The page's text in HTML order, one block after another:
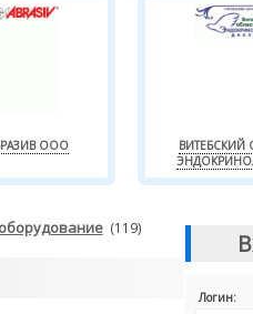
ООО
ВИТЕБСКИЙ
(119)
Логин: